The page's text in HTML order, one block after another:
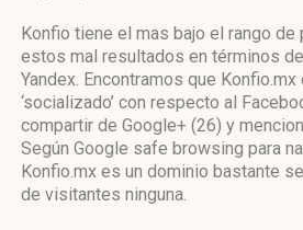
Konfio tiene el mas bajo el rango de
estos mal resultados en términos
Yandex. Encontramos que
‘socializado’ con respecto al
compartir de Google+ (26) y
Según Google safe browsing para
Konfio.mx es un dominio bastante
de visitantes ninguna.